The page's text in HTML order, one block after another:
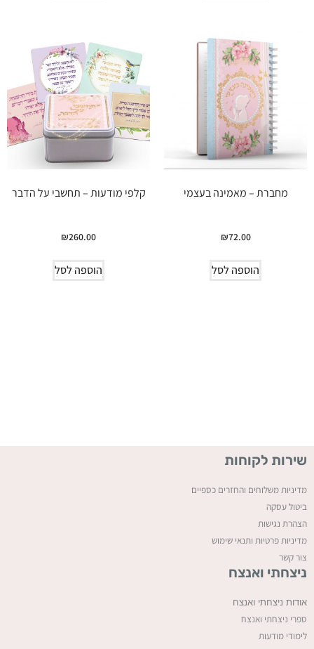
מחברת – מאמינה בעצמי
₪72.00
הוספה לסל
קלפי מודעות – תחשבי על הדבר
₪260.00
הוספה לסל
שירות לקוחות
מדיניות משלוחים והחזרים כספיים
ביטול עסקה
הצהרת נגישות
מדיניות פרטיות ותנאי שימוש
צור קשר
ניצחתי ואנצח
אודות ניצחתי ואנצח
ספרי ניצחתי ואנצח
לימודי מודעות